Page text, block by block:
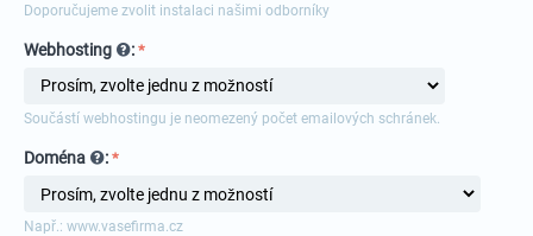
Doporučujeme zvolit instalaci našimi odborníky
Webhosting :
Součástí webhostingu je neomezený počet emailových schránek.
Doména :
Např.: www.vasefirma.cz